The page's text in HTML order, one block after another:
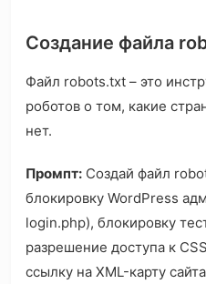
Создание файла
Файл robots.txt – это
роботов о том, какие
нет.
Промпт: Создай файл
блокировку WordPress
login.php), блокировку
разрешение доступа к
ссылку на XML-карту